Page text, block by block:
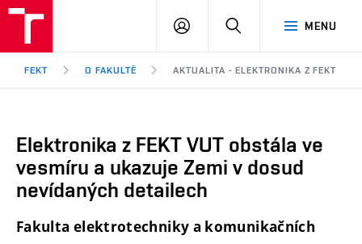
Brno
MENU
PŘIHLÁSIT
FEKT O FAKULTĚ AKTUALITA - ELEKTRONIKA Z FEKT
Elektronika z FEKT VUT obstála ve
vesmíru a ukazuje Zemi v dosud
nevídaných detailech
Fakulta elektrotechniky a komunikačních